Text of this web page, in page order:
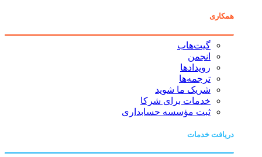
همکاری
گیت‌هاب
انجمن
رویدادها
ترجمه‌ها
شریک ما شوید
خدمات برای شرکا
ثبت مؤسسه حسابداری
دریافت خدمات